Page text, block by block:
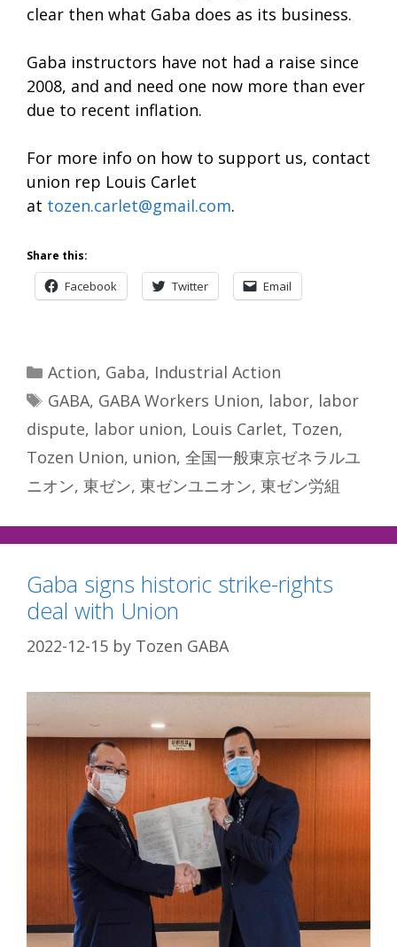
clear then what Gaba does as its business.
Gaba instructors have not had a raise since
2008, and and need one now more than ever
due to recent inflation.
For more info on how to support us, contact
union rep Louis Carlet
at tozen.carlet@gmail.com.
Share this:
Facebook Twitter Email
Categories
Action, Gaba, Industrial Action
Tags
GABA, GABA Workers Union, labor, labor
dispute, labor union, Louis Carlet, Tozen,
Tozen Union, union, 全国一般東京ゼネラルユ
ニオン, 東ゼン, 東ゼンユニオン, 東ゼン労組
Gaba signs historic strike-rights
deal with Union
2022-12-15 by Tozen GABA